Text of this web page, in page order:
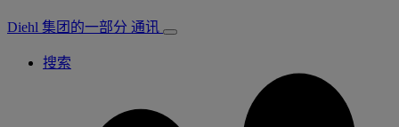
Diehl 集团的一部分 通讯
搜索